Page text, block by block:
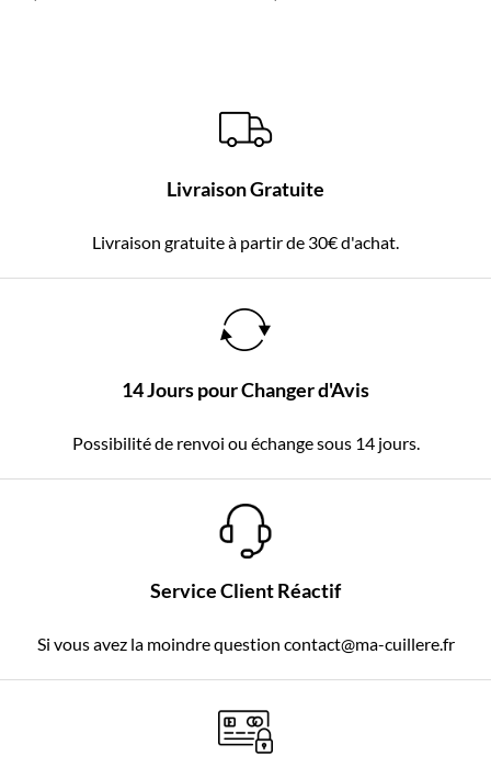
Livraison Gratuite
Livraison gratuite à partir de 30€ d'achat.
14 Jours pour Changer d'Avis
Possibilité de renvoi ou échange sous 14 jours.
Service Client Réactif
Si vous avez la moindre question contact@ma-cuillere.fr